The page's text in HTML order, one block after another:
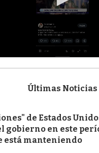
Últimas Noticias
de Estados
gobierno en este
está manteniendo